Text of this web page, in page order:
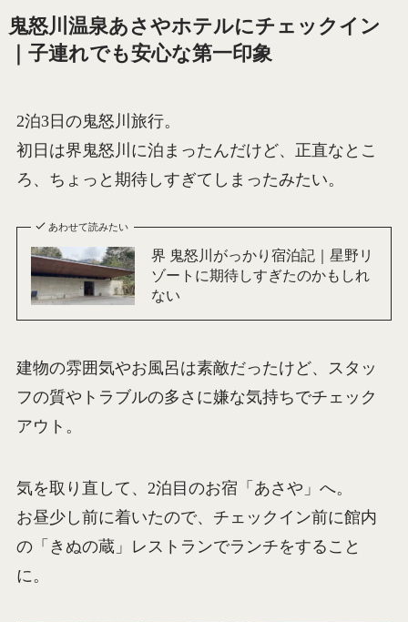
鬼怒川温泉あさやホテルにチェックイン
｜子連れでも安心な第一印象
2泊3日の鬼怒川旅行。
初日は界鬼怒川に泊まったんだけど、正直なとこ
ろ、ちょっと期待しすぎてしまったみたい。
あわせて読みたい
界 鬼怒川がっかり宿泊記｜星野リ
ゾートに期待しすぎたのかもしれ
ない
建物の雰囲気やお風呂は素敵だったけど、スタッ
フの質やトラブルの多さに嫌な気持ちでチェック
アウト。
気を取り直して、2泊目のお宿「あさや」へ。
お昼少し前に着いたので、チェックイン前に館内
の「きぬの蔵」レストランでランチをすること
に。